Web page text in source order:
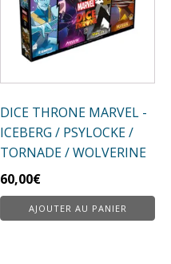
DICE THRONE MARVEL -
ICEBERG / PSYLOCKE /
TORNADE / WOLVERINE
60,00€
AJOUTER AU PANIER